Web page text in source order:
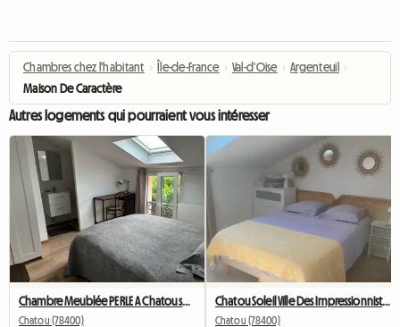
Chambres chez l'habitant › Île-de-France › Val-d'Oise › Argenteuil
›
Maison De Caractère
Autres logements qui pourraient vous intéresser
Chambre Meublée PERLE A Chatou salle de bain privee
Chatou (78400)
Chatou Soleil Ville Des Impressionnistes
Chatou (78400)